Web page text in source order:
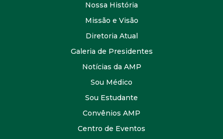
Nossa História
Missão e Visão
Diretoria Atual
Galeria de Presidentes
Notícias da AMP
Sou Médico
Sou Estudante
Convênios AMP
Centro de Eventos